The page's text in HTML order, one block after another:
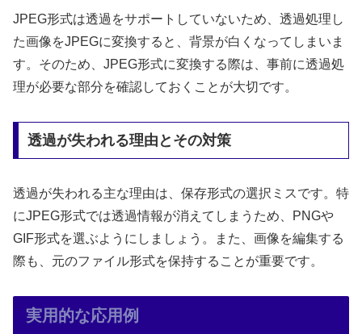
JPEG形式は透過をサポートしていないため、透過処理し
た画像をJPEGに変換すると、背景が白くなってしまいま
す。そのため、JPEG形式に変換する際は、事前に透過処
理が必要な部分を確認しておくことが大切です。
透過が失われる理由とその対策
透過が失われる主な理由は、保存形式の選択ミスです。特
にJPEG形式では透過情報が消えてしまうため、PNGや
GIF形式を選ぶようにしましょう。また、画像を編集する
際も、元のファイル形式を保持することが重要です。
実用的な応用例